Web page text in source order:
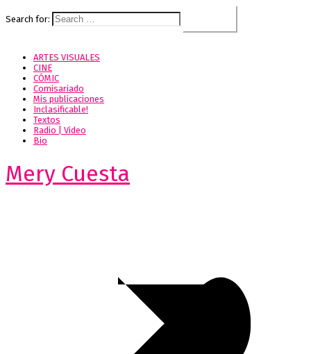
Search for:
ARTES VISUALES
CINE
CÓMIC
Comisariado
Mis publicaciones
Inclasificable!
Textos
Radio | Video
Bio
Mery Cuesta